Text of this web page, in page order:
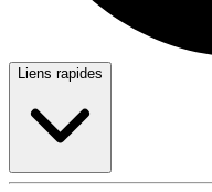
Liens rapides